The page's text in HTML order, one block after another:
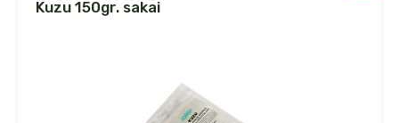
kuzu 150gr. sakai
luso diete